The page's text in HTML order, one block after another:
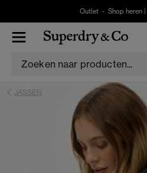
Outlet - Shop heren|
JASSEN